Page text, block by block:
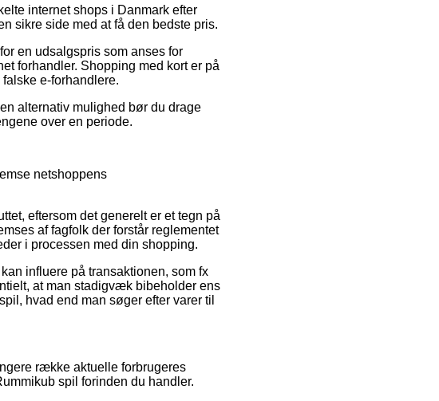
internet shops i Danmark efter
sikre side med at få den bedste pris.
en udsalgspris som anses for
forhandler. Shopping med kort er på
e-forhandlere.
alternativ mulighed bør du drage
over en periode.
netshoppens
eftersom det generelt er et tegn på
af fagfolk der forstår reglementet
i processen med din shopping.
influere på transaktionen, som fx
at man stadigvæk bibeholder ens
hvad end man søger efter varer til
række aktuelle forbrugeres
spil forinden du handler.